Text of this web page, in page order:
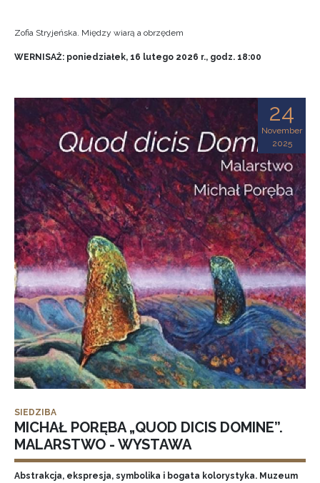
Zofia Stryjeńska. Między wiarą a obrzędem
WERNISAŻ: poniedziałek, 16 lutego 2026 r., godz. 18:00
24
November
2025
SIEDZIBA
MICHAŁ PORĘBA „QUOD DICIS DOMINE”.
MALARSTWO - WYSTAWA
Abstrakcja, ekspresja, symbolika i bogata kolorystyka. Muzeum